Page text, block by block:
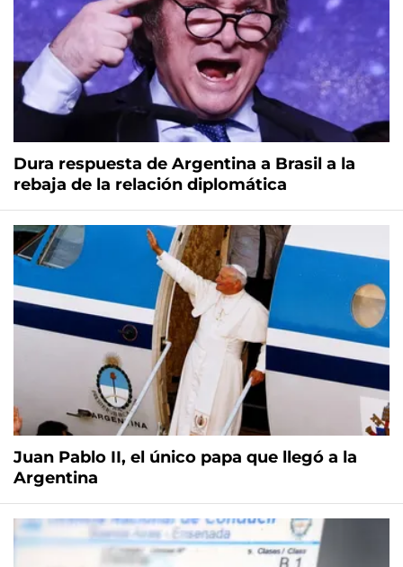
Dura respuesta de Argentina a Brasil a la
rebaja de la relación diplomática
Juan Pablo II, el único papa que llegó a la
Argentina